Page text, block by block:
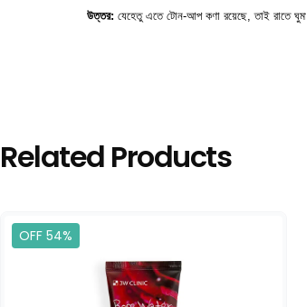
উত্তর: যেহেতু এতে টোন-আপ কণা রয়েছে, তাই রাতে
Related Products
OFF 54%